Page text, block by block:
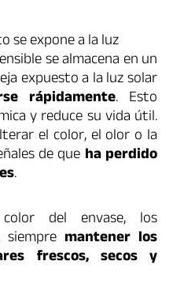
se expone a la luz
se almacena en un
expuesto a la luz solar
rápidamente. Esto
y reduce su vida útil.
el color, el olor o la
de que ha perdido
.
del envase, los
mantener los
frescos, secos y